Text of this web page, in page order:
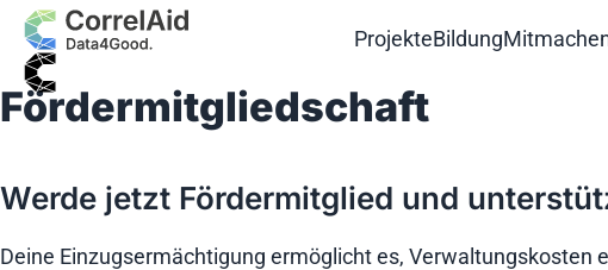
ProjekteBildung
Fördermitgliedschaft
Werde jetzt Fördermitglied und
Deine Einzugsermächtigung ermöglicht es,